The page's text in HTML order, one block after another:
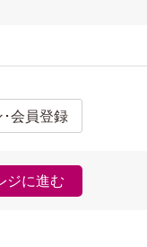
･会員登録
ジに進む